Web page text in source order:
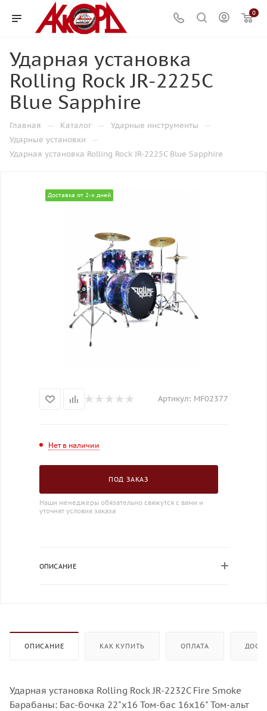
0
Ударная установка
Rolling Rock JR-2225C
Blue Sapphire
Главная — Каталог — Ударные инструменты —
Ударные установки —
Ударная установка Rolling Rock JR-2225C Blue Sapphire
Доставка от 2-х дней
Артикул: MF02377
Нет в наличии
ПОД ЗАКАЗ
Наши менеджеры обязательно свяжутся с вами и
уточнят условия заказа
ОПИСАНИЕ
ОПИСАНИЕ КАК КУПИТЬ ОПЛАТА
Ударная установка Rolling Rock JR-2232C Fire Smoke
Барабаны: Бас-бочка 22"х16 Том-бас 16x16" Том-альт